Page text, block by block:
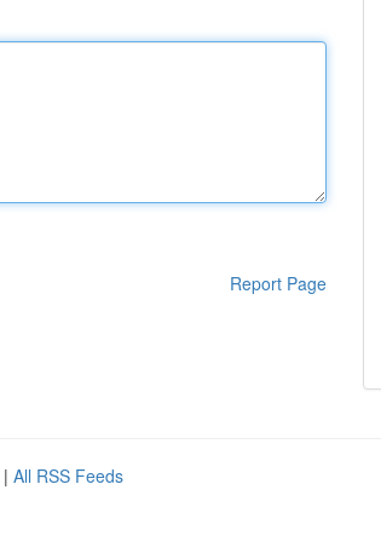
Report Page
| All RSS Feeds